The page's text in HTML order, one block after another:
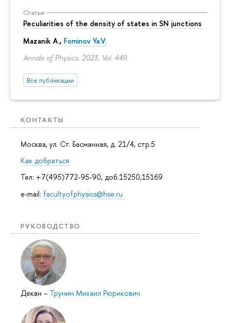
Статья
Peculiarities of the density of states in SN junctions
Mazanik A., Fominov Ya.V.
Annals of Physics. 2023. Vol. 449.
Все публикации
КОНТАКТЫ
Москва, ул. Ст. Басманная, д. 21/4, стр.5
Как добраться
Тел: +7(495)772-95-90, доб.15250,15169
e-mail: facultyofphysics@hse.ru
РУКОВОДСТВО
Декан – Трунин Михаил Рюрикович